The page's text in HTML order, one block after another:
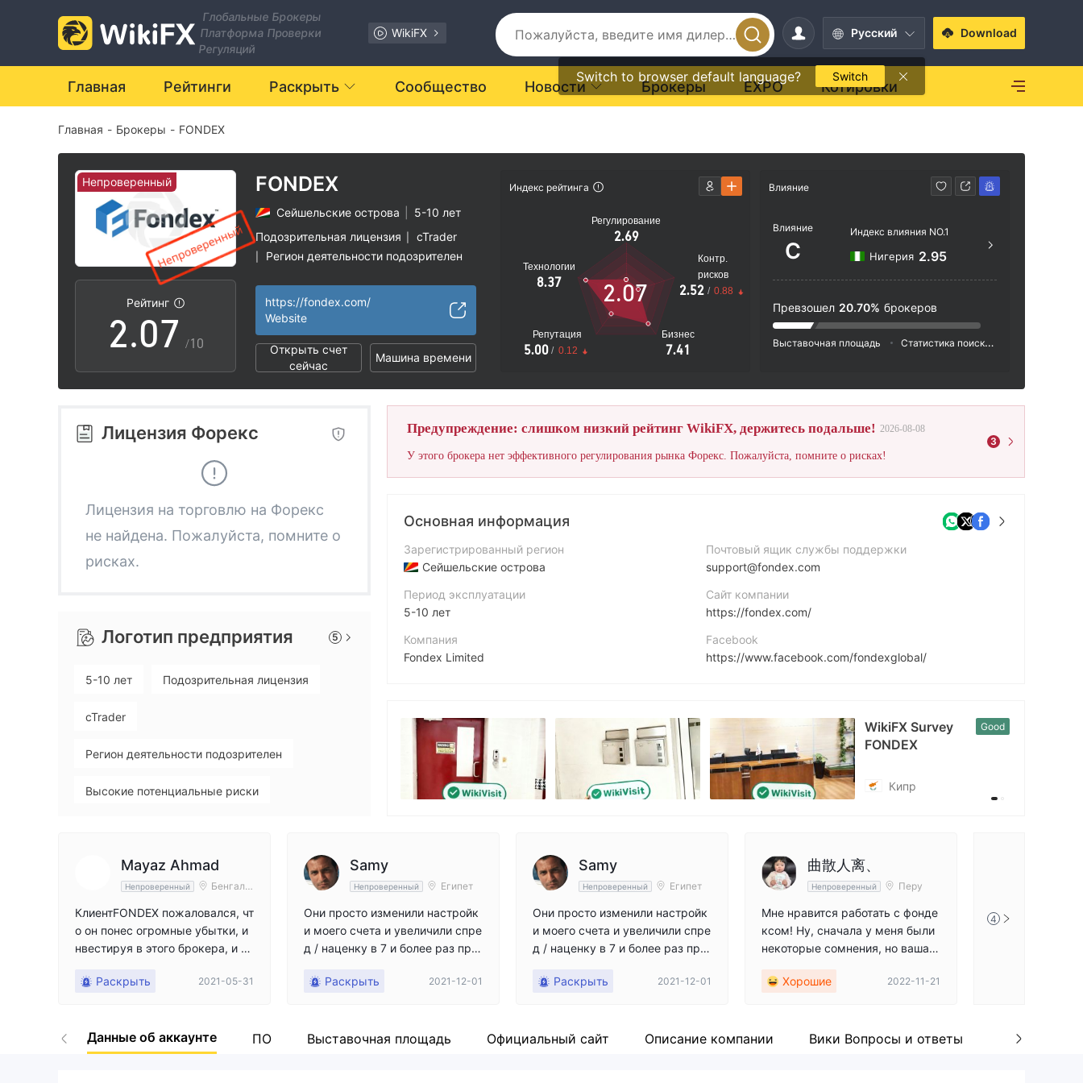
Глобальные Брокеры
Платформа Проверки
Регуляций
WikiFX Pусский
Switch to browser default language? Switch
Download
Главная Рейтинги Раскрыть Сообщество Новости Брокеры EXPO Котировки
Главная - Брокеры - FONDEX
Непроверенный
Рейтинг
0
1
2
3
4
6
7
.0
1
2
4
5
9
1
2
3
4
5
6
7
8
9
/10
FONDEX
Сейшельские острова
5-10 лет
Подозрительная лицензия
cTrader
Регион деятельности подозрителен
https://fondex.com/
Website
Открыть счет
сейчас
Машина времени
Индекс рейтинга
Регулирование
2.69
Технологии
8.37
Репутация
5.00 / 0.12
Бизнес
7.41
Контр.
рисков
2.52 / 0.88
2.07
Влияние
Влияние
C
Индекс влияния NO.1
Нигерия 2.95
Превзошел 20.70% брокеров
Выставочная площадь Статистика поиска
Лицензия Форекс
Лицензия на торговлю на Форекс
не найдена. Пожалуйста, помните о
рисках.
Логотип предприятия 5
5-10 лет Подозрительная лицензия
cTrader
Регион деятельности подозрителен
Высокие потенциальные риски
Предупреждение: слишком низкий рейтинг WikiFX, держитесь подальше! 2026-08-08
У этого брокера нет эффективного регулирования рынка Форекс. Пожалуйста, помните о рисках!
3
Основная информация
Зарегистрированный регион
Сейшельские острова
Период эксплуатации
5-10 лет
Компания
Fondex Limited
Сотрудник компании
Почтовый ящик службы поддержки
support@fondex.com
Сайт компании
https://fondex.com/
Facebook
https://www.facebook.com/fondexglobal/
https://www.linkedin.com/company/11328834/
WikiFX Survey
FONDEX
Good
Кипр
Mayaz Ahmad
Непроверенный
Бенгали
КлиентFONDEX пожаловался, чт
о он понес огромные убытки, и
нвестируя в этого брокера, и б
причины этой потери. Клиент ре
Раскрыть 2021-05-31
Samy
Непроверенный Египет
Они просто изменили настройк
и моего счета и увеличили спре
д / наценку в 7 и более раз при
о и отправил Анджело (менедж
ый директор, потому что он бои
Раскрыть 2021-12-01
Samy
Непроверенный Египет
Они просто изменили настройк
и моего счета и увеличили спре
д / наценку в 7 и более раз при
и изменения и отправил Андже
ит генеральный директор, пото
Раскрыть 2021-12-01
曲散人离、
Непроверенный Перу
Мне нравится работать с фонде
ксом! Ну, сначала у меня были
некоторые сомнения, но ваша к
овала и разрешила их! Кто не л
амое замечательное изобретен
Хорошие 2022-11-21
4
Данные об аккаунте ПО Выставочная площадь Официальный сайт Описание компании Вики Вопросы и ответы